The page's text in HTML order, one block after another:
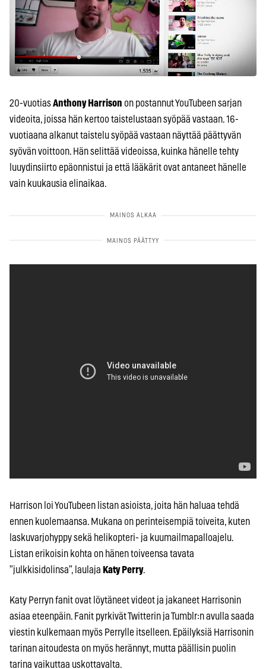
20-vuotiasAnthony Harrison on postannut YouTubeen sarjan
videoita, joissa hän kertoo taistelustaan syöpää vastaan. 16-
vuotiaana alkanut taistelu syöpää vastaan näyttää päättyvän
syövän voittoon. Hän selittää videoissa, kuinka hänelle tehty
luuydinsiirto epäonnistui ja että lääkärit ovat antaneet hänelle
vain kuukausia elinaikaa.
Harrison loi YouTubeen listan asioista, joita hän haluaa tehdä
ennen kuolemaansa. Mukana on perinteisempiä toiveita, kuten
laskuvarjohyppy sekä helikopteri- ja kuumailmapalloajelu.
Listan erikoisin kohta on hänen toiveensa tavata
”julkkisidolinsa”, laulaja Katy Perry.
Katy Perryn fanit ovat löytäneet videot ja jakaneet Harrisonin
asiaa eteenpäin. Fanit pyrkivät Twitterin ja Tumblr:n avulla saada
viestin kulkemaan myös Perrylle itselleen. Epäilyksiä Harrisonin
tarinan aitoudesta on myös herännyt, mutta päällisin puolin
tarina vaikuttaa uskottavalta.